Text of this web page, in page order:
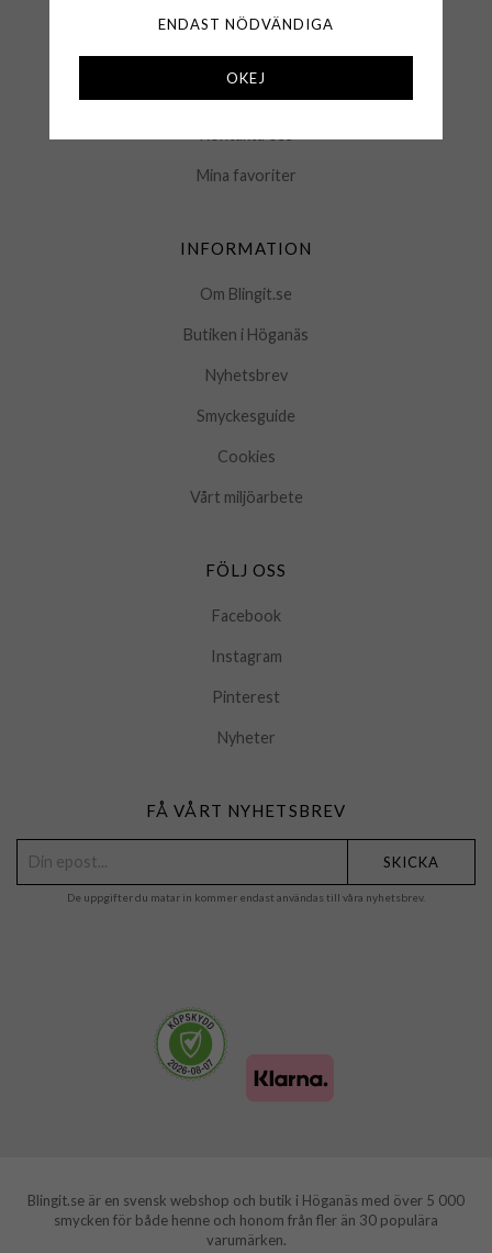
Retur & Byten
Frågor & Svar
Mina favoriter
INFORMATION
Om Blingit.se
Butiken i Höganäs
Nyhetsbrev
Smyckesguide
Cookies
Vårt miljöarbete
FÖLJ OSS
Facebook
Instagram
Pinterest
Nyheter
FÅ VÅRT NYHETSBREV
SKICKA
De uppgifter du matar in kommer endast användas till våra nyhetsbrev.
Blingit.se är en svensk webshop och butik i Höganäs med över 5 000
smycken för både henne och honom från fler än 30 populära
varumärken.
ENDAST NÖDVÄNDIGA
OKEJ